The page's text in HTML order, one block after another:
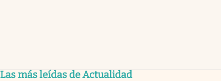
Las más leídas de Actualidad